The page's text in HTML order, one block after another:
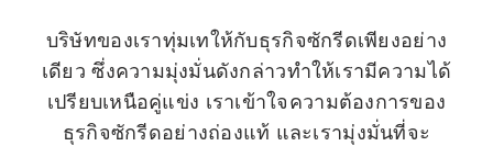
บริษัทของเราทุ่มเทให้กับธุรกิจซักรีดเพียงอย่าง
เดียว ซึ่งความมุ่งมั่นดังกล่าวทำให้เรามีความได้
เปรียบเหนือคู่แข่ง เราเข้าใจความต้องการของ
ธุรกิจซักรีดอย่างถ่องแท้ และเรามุ่งมั่นที่จะ